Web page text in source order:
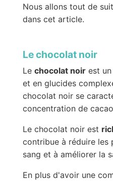
Nous allons tout de
dans cet article.
Le chocolat noir
Le chocolat noirest un
et en glucides
chocolat noir se
concentration de
Le chocolat noir est
contribue à réduire les
sang et à améliorer la
En plus d'avoir une